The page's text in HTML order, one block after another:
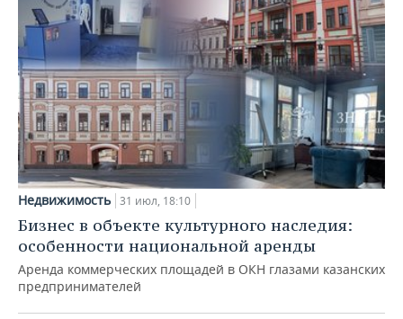
Недвижимость 31 июл, 18:10
Бизнес в объекте культурного наследия:
особенности национальной аренды
Аренда коммерческих площадей в ОКН глазами казанских
предпринимателей